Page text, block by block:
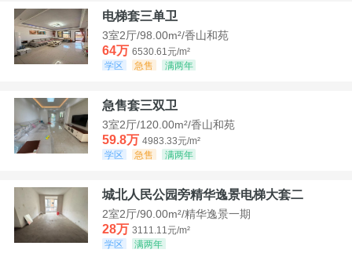
电梯套三单卫
3室2厅/98.00m²/香山和苑
64万 6530.61元/m²
学区
急售 满两年
急售套三双卫
3室2厅/120.00m²/香山和苑
59.8万 4983.33元/m²
学区
急售 满两年
城北人民公园旁精华逸景电梯大套二
2室2厅/90.00m²/精华逸景一期
28万 3111.11元/m²
学区
满两年